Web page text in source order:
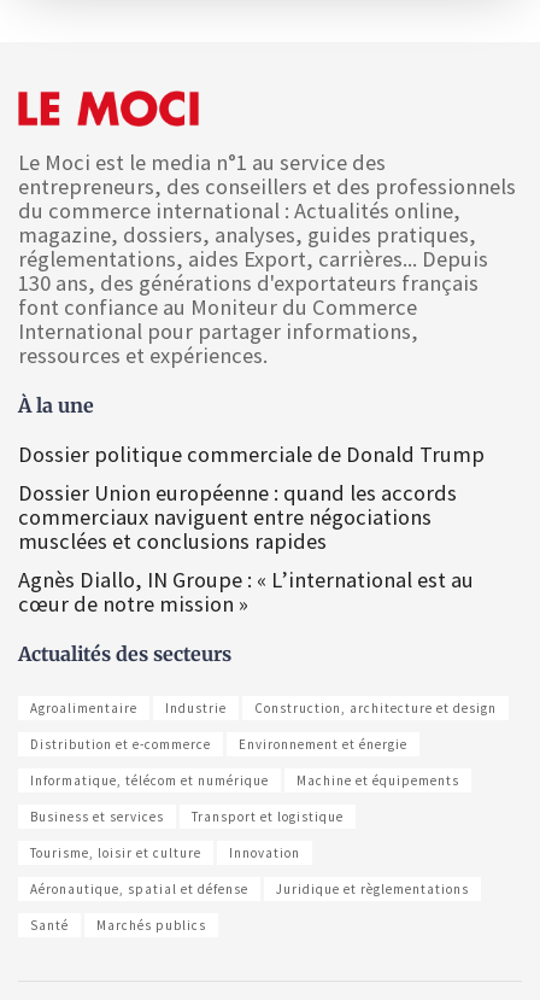
Le Moci est le media n°1 au service des
entrepreneurs, des conseillers et des professionnels
du commerce international : Actualités online,
magazine, dossiers, analyses, guides pratiques,
réglementations, aides Export, carrières... Depuis
130 ans, des générations d'exportateurs français
font confiance au Moniteur du Commerce
International pour partager informations,
ressources et expériences.
À la une
Dossier politique commerciale de Donald Trump
Dossier Union européenne : quand les accords
commerciaux naviguent entre négociations
musclées et conclusions rapides
Agnès Diallo, IN Groupe : « L’international est au
cœur de notre mission »
Actualités des secteurs
Agroalimentaire Industrie Construction, architecture et design
Distribution et e-commerce Environnement et énergie
Informatique, télécom et numérique Machine et équipements
Business et services Transport et logistique
Tourisme, loisir et culture Innovation
Aéronautique, spatial et défense Juridique et règlementations
Santé Marchés publics